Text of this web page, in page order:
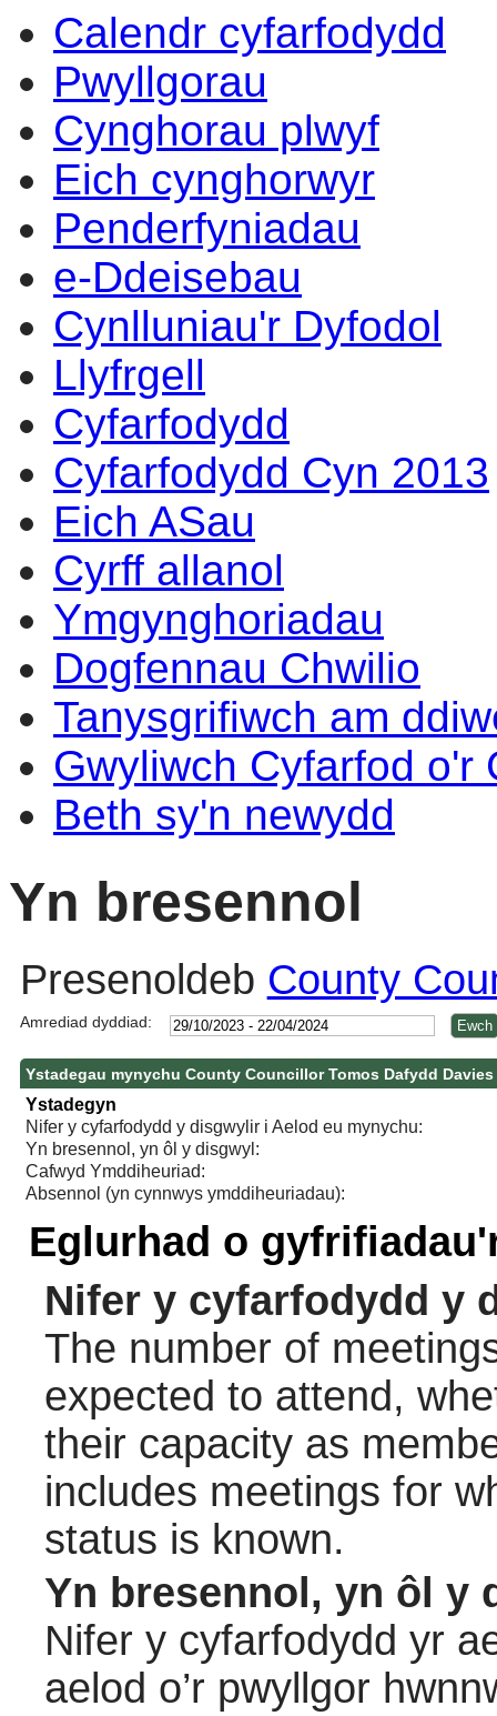
Calendr cyfarfodydd
Pwyllgorau
Cynghorau plwyf
Eich cynghorwyr
Penderfyniadau
e-Ddeisebau
Cynlluniau'r Dyfodol
Llyfrgell
Cyfarfodydd
Cyfarfodydd Cyn 2013
Eich ASau
Cyrff allanol
Ymgynghoriadau
Dogfennau Chwilio
Tanysgrifiwch am
Gwyliwch Cyfarfod o'r
Beth sy'n newydd
Yn bresennol
Presenoldeb County
Amrediad dyddiad:
Ystadegau mynychu County Councillor Tomos Dafydd Davies
Ystadegyn
Nifer y cyfarfodydd y disgwylir i Aelod eu mynychu:
Yn bresennol, yn ôl y disgwyl:
Cafwyd Ymddiheuriad:
Absennol (yn cynnwys ymddiheuriadau):
Eglurhad o
Nifer y cyfarfodydd y
The number of
expected to attend,
their capacity as
includes meetings for
status is known.
Yn bresennol, yn ôl y
Nifer y cyfarfodydd yr
aelod o’r pwyllgor
14:00
14:00
14:00
14:00
10:00
10:00
10:00
10:00
10:00
10:00
17:30
12:00
10:00
17:00
15:30
13:30
14:00
14:00